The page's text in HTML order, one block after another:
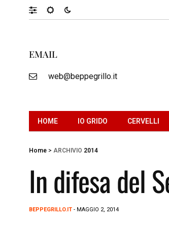
EMAIL
web@beppegrillo.it
HOME IO GRIDO CERVELLI
Home > ARCHIVIO 2014
In difesa del
BEPPEGRILLO.IT - MAGGIO 2, 2014